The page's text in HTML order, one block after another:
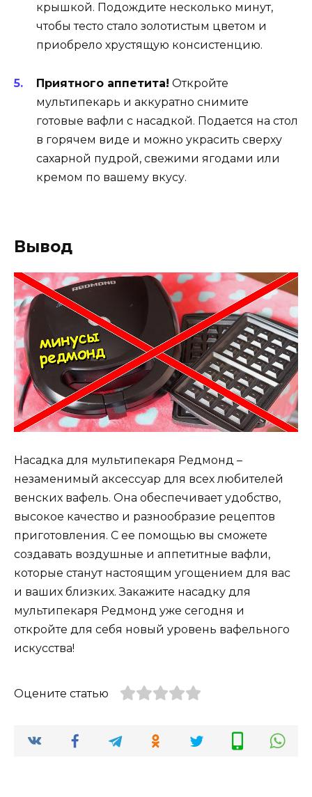
крышкой. Подождите несколько минут,
чтобы тесто стало золотистым цветом и
приобрело хрустящую консистенцию.
Приятного аппетита! Откройте
мультипекарь и аккуратно снимите
готовые вафли с насадкой. Подается на стол
в горячем виде и можно украсить сверху
сахарной пудрой, свежими ягодами или
кремом по вашему вкусу.
Вывод
Насадка для мультипекаря Редмонд –
незаменимый аксессуар для всех любителей
венских вафель. Она обеспечивает удобство,
высокое качество и разнообразие рецептов
приготовления. С ее помощью вы сможете
создавать воздушные и аппетитные вафли,
которые станут настоящим угощением для вас
и ваших близких. Закажите насадку для
мультипекаря Редмонд уже сегодня и
откройте для себя новый уровень вафельного
искусства!
Оцените статью